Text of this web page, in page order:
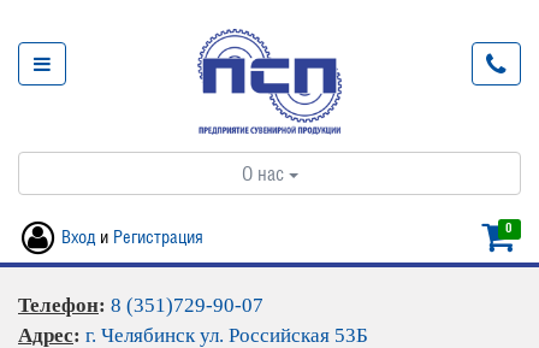
О нас
0
Вход и Регистрация
Телефон: 8 (351)729-90-07
Адрес: г. Челябинск ул. Российская 53Б